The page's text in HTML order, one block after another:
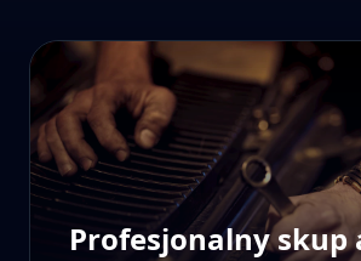
Profesjonalny skup